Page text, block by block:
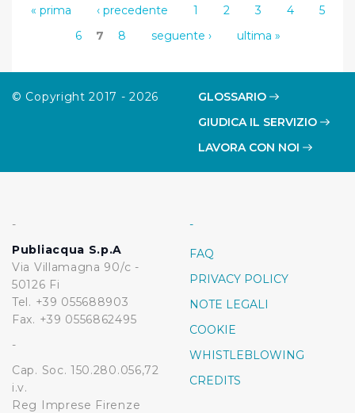
« prima ‹ precedente 1 2 3 4
5
6
7 8 seguente › ultima »
© Copyright 2017 - 2026
GLOSSARIO
GIUDICA IL SERVIZIO
LAVORA CON NOI
-
Publiacqua S.p.A
Via Villamagna 90/c -
50126 Fi
Tel. +39 055688903
Fax. +39 0556862495
-
Cap. Soc. 150.280.056,72
i.v.
Reg Imprese Firenze
-
FAQ
PRIVACY POLICY
NOTE LEGALI
COOKIE
WHISTLEBLOWING
CREDITS